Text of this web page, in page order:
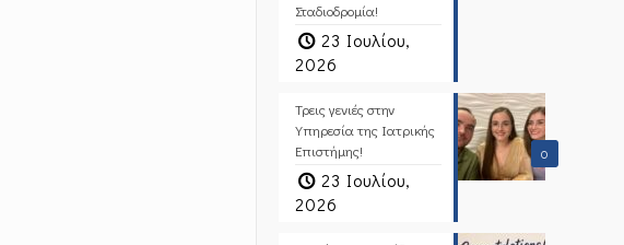
Σταδιοδρομία!
23 Ιουλίου,
2026
0
Τρεις γενιές στην
Υπηρεσία της Ιατρικής
Επιστήμης!
23 Ιουλίου,
2026